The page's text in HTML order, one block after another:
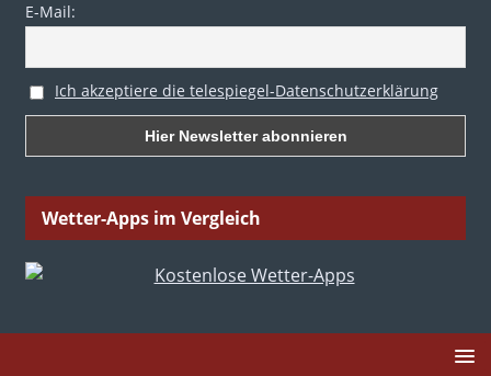
E-Mail:
Ich akzeptiere die telespiegel-Datenschutzerklärung
Wetter-Apps im Vergleich